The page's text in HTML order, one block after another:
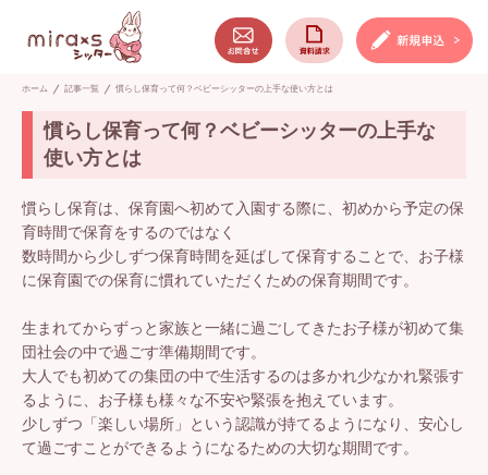
ホーム 記事一覧 慣らし保育って何？ベビーシッターの上手な使い方とは
慣らし保育って何？ベビーシッターの上手な
使い方とは
慣らし保育は、保育園へ初めて入園する際に、初めから予定の保
育時間で保育をするのではなく
数時間から少しずつ保育時間を延ばして保育することで、お子様
に保育園での保育に慣れていただくための保育期間です。
生まれてからずっと家族と一緒に過ごしてきたお子様が初めて集
団社会の中で過ごす準備期間です。
大人でも初めての集団の中で生活するのは多かれ少なかれ緊張す
るように、お子様も様々な不安や緊張を抱えています。
少しずつ「楽しい場所」という認識が持てるようになり、安心し
て過ごすことができるようになるための大切な期間です。